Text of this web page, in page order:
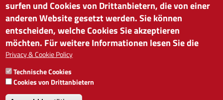
HANDELSKAMMER BOZEN
Südtiroler Straße 60 | I-39100 Bozen
Tel. 0471 945 511 |info@handelskammer.bz.it
MwSt.-Nr.: 00376420212
INSTITUT FÜR WIRTSCHAFTSFÖRDERUNG
MwSt.-Nr.: 01716880214
surfen und Cookies von Drittanbietern, die von einer
anderen Website gesetzt werden. Sie können
entscheiden, welche Cookies Sie akzeptieren
möchten. Für weitere Informationen lesen Sie die
Privacy & Cookie Policy
Technische Cookies
Cookies von Drittanbietern